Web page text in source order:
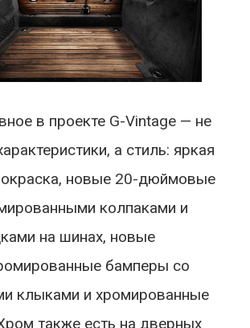
в проекте G-Vintage — не
а стиль: яркая
окраска, новые 20-дюймовые
колпаками и
на шинах, новые
бамперы со
клыками и хромированные
также есть на дверных